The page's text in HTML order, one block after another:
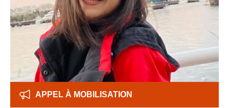
APPEL À MOBILISATION